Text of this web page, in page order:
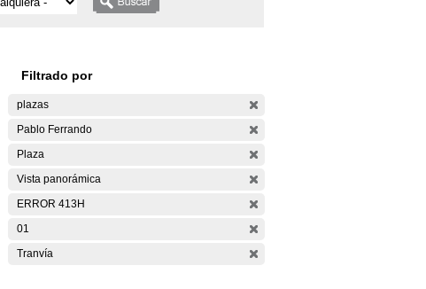
Filtrado por
plazas
Pablo Ferrando
Plaza
Vista panorámica
ERROR 413H
01
Tranvía